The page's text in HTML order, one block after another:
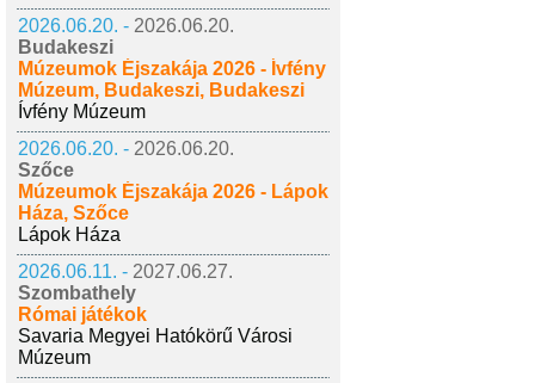
2026.06.20. - 2026.06.20.
Budakeszi
Múzeumok Éjszakája 2026 - Ívfény
Múzeum, Budakeszi, Budakeszi
Ívfény Múzeum
2026.06.20. - 2026.06.20.
Szőce
Múzeumok Éjszakája 2026 - Lápok
Háza, Szőce
Lápok Háza
2026.06.11. - 2027.06.27.
Szombathely
Római játékok
Savaria Megyei Hatókörű Városi
Múzeum